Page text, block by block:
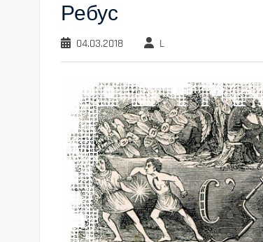
Ребус
04.03.2018 L